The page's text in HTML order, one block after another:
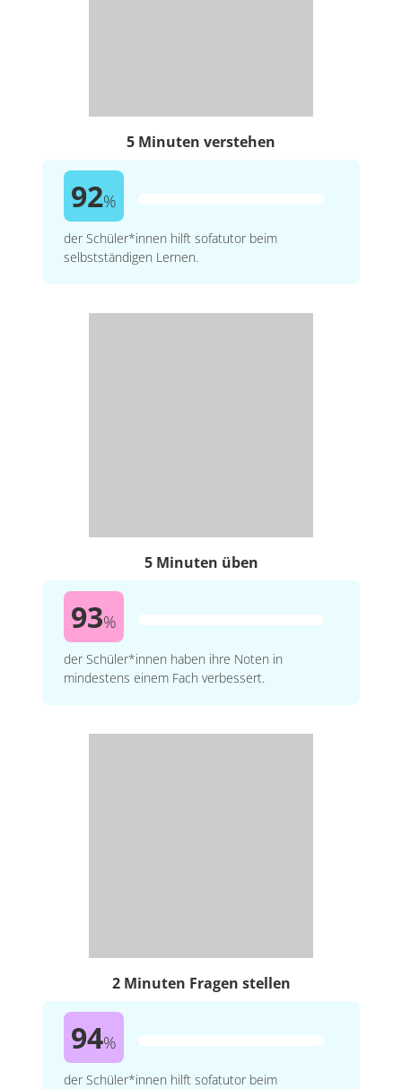
5 Minuten verstehen
92%
der Schüler*innen hilft sofatutor beim
selbstständigen Lernen.
5 Minuten üben
93%
der Schüler*innen haben ihre Noten in
mindestens einem Fach verbessert.
2 Minuten Fragen stellen
94%
der Schüler*innen hilft sofatutor beim